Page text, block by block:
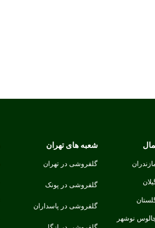
نوشهر
شعبه های تهران
گلفروشی در تهران
گلفروشی در پونک
گلفروشی در پاسداران